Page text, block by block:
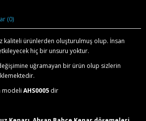
(0)
kaliteli ürünlerden oluşturulmuş olup. İnsan
hiç bir unsuru yoktur.
uğramayan bir ürün olup sizlerin
modeli AHS0005 dir